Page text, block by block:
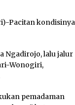
Pacitan kondisinya
Ngadirojo, lalu jalur
Wonogiri,
pemadaman